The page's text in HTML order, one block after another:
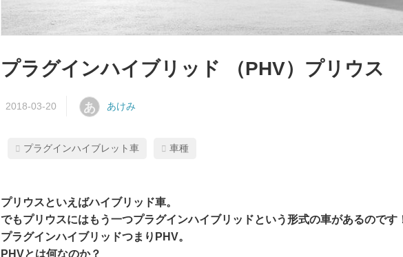
プラグインハイブリッド （PHV）プリウス
あ あけみ
プラグインハイブレット車 車種
プリウスといえばハイブリッド車。
でもプリウスにはもう一つプラグインハイブリッドという形式の車があるのです
プラグインハイブリッドつまりPHV。
PHVとは何なのか？